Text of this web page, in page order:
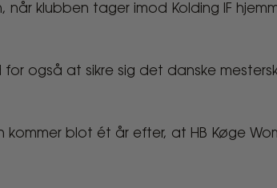
når klubben tager imod Kolding IF
for også at sikre sig det danske
blot ét år efter, at HB Køge